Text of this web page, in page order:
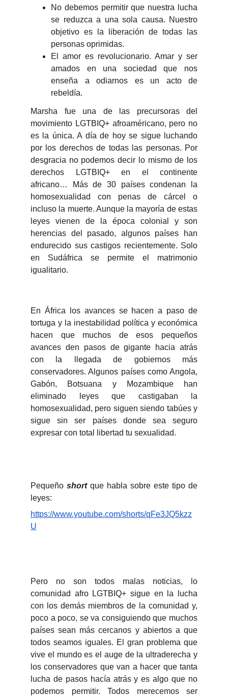
No debemos permitir que nuestra lucha
se reduzca a una sola causa. Nuestro
objetivo es la liberación de todas las
personas oprimidas.
El amor es revolucionario. Amar y ser
amados en una sociedad que nos
enseña a odiarnos es un acto de
rebeldía.
Marsha fue una de las precursoras del
movimiento LGTBIQ+ afroaméricano, pero no
es la única. A día de hoy se sigue luchando
por los derechos de todas las personas. Por
desgracia no podemos decir lo mismo de los
derechos LGTBIQ+ en el continente
africano… Más de 30 países condenan la
homosexualidad con penas de cárcel o
incluso la muerte. Aunque la mayoría de estas
leyes vienen de la época colonial y son
herencias del pasado, algunos países han
endurecido sus castigos recientemente. Solo
en Sudáfrica se permite el matrimonio
igualitario.
En África los avances se hacen a paso de
tortuga y la inestabilidad política y económica
hacen que muchos de esos pequeños
avances den pasos de gigante hacia atrás
con la llegada de gobiernos más
conservadores. Algunos países como Angola,
Gabón, Botsuana y Mozambique han
eliminado leyes que castigaban la
homosexualidad, pero siguen siendo tabúes y
sigue sin ser países donde sea seguro
expresar con total libertad tu sexualidad.
Pequeño shortque habla sobre este tipo de
leyes:
https://www.youtube.com/shorts/qFe3JQ5kzz
U
Pero no son todos malas noticias, lo
comunidad afro LGTBIQ+ sigue en la lucha
con los demás miembros de la comunidad y,
poco a poco, se va consiguiendo que muchos
países sean más cercanos y abiertos a que
todos seamos iguales. El gran problema que
vive el mundo es el auge de la ultraderecha y
los conservadores que van a hacer que tanta
lucha de pasos hacía atrás y es algo que no
podemos permitir. Todos merecemos ser